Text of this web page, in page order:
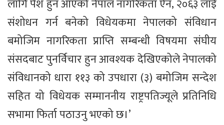
लागि पेश हुन आएको नेपाल नागरिकता ऐन, २०६३ लाई
संशोधन गर्न बनेको विधेयकमा नेपालको संविधान
बमोजिम नागरिकता प्राप्ति सम्बन्धी विषयमा संघीय
संसदबाट पुनर्विचार हुन आवश्यक देखिएकोले नेपालको
संविधानको धारा ११३ को उपधारा (३) बमोजिम सन्देश
सहित यो विधेयक सम्माननीय राष्ट्रपतिज्यूले प्रतिनिधि
सभामा फिर्ता पठाउनु भएको छ।’